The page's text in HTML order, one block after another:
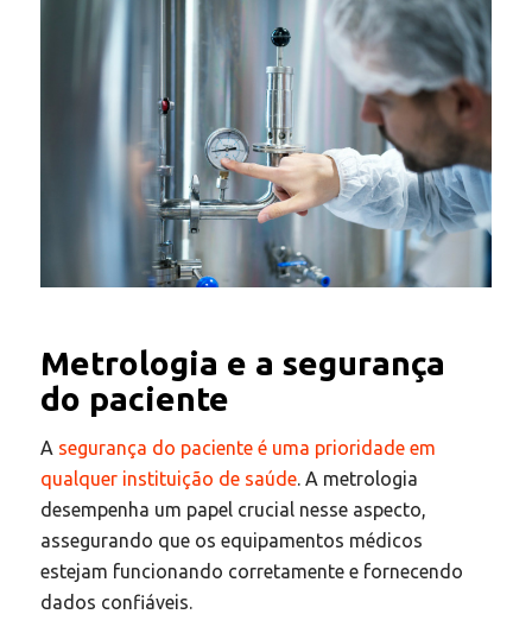
Metrologia e a segurança
do paciente
A segurança do paciente é uma prioridade em
qualquer instituição de saúde. A metrologia
desempenha um papel crucial nesse aspecto,
assegurando que os equipamentos médicos
estejam funcionando corretamente e fornecendo
dados confiáveis.​